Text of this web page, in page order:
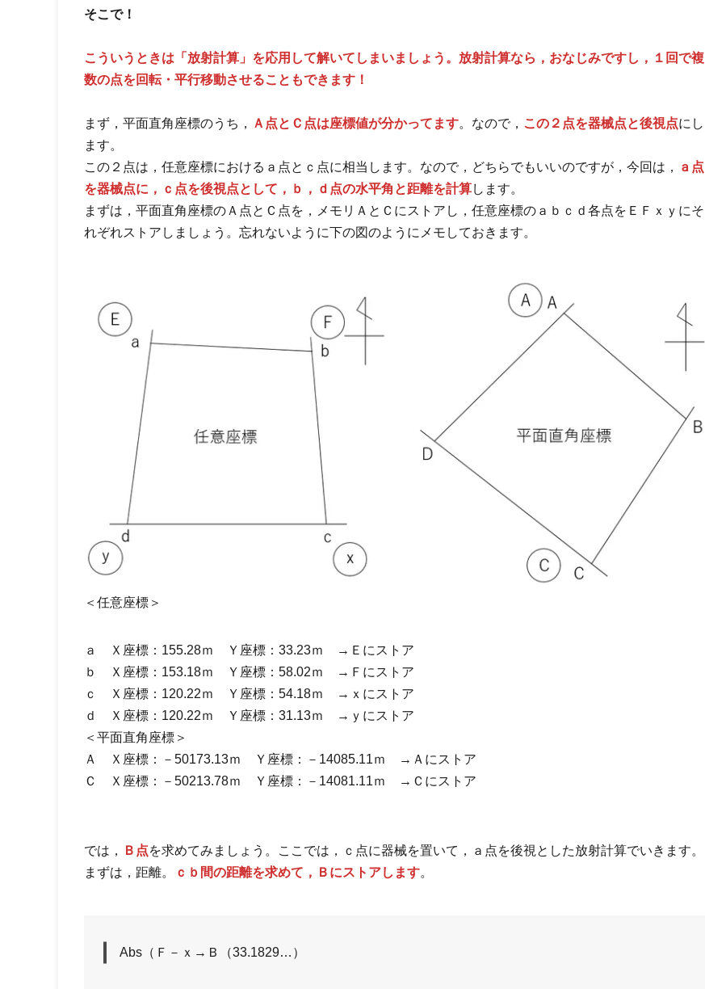
そこで！
こういうときは「放射計算」を応用して解いてしまいましょう。放射計算なら，おなじみですし，１回で複
数の点を回転・平行移動させることもできます！
まず，平面直角座標のうち， Ａ点とＣ点は座標値が分かってます。なので， この２点を器械点と後視点にし
ます。
この２点は，任意座標におけるａ点とｃ点に相当します。なので，どちらでもいいのですが，今回は，
ａ点
を器械点に，ｃ点を後視点として，ｂ，ｄ点の水平角と距離を計算します。
まずは，平面直角座標のＡ点とＣ点を，メモリＡとＣにストアし，任意座標のａｂｃｄ各点をＥＦｘｙにそ
れぞれストアしましょう。忘れないように下の図のようにメモしておきます。
＜任意座標＞
ａ Ｘ座標：155.28ｍ Ｙ座標：33.23ｍ →Ｅにストア
ｂ Ｘ座標：153.18ｍ Ｙ座標：58.02ｍ →Ｆにストア
ｃ Ｘ座標：120.22ｍ Ｙ座標：54.18ｍ →ｘにストア
ｄ Ｘ座標：120.22ｍ Ｙ座標：31.13ｍ →ｙにストア
＜平面直角座標＞
Ａ Ｘ座標：－50173.13ｍ Ｙ座標：－14085.11ｍ →Ａにストア
Ｃ Ｘ座標：－50213.78ｍ Ｙ座標：－14081.11ｍ →Ｃにストア
では， Ｂ点を求めてみましょう。ここでは，ｃ点に器械を置いて，ａ点を後視とした放射計算でいきます。
まずは，距離。
ｃｂ間の距離を求めて，Ｂにストアします。
Abs（Ｆ－ｘ→Ｂ（33.1829…）